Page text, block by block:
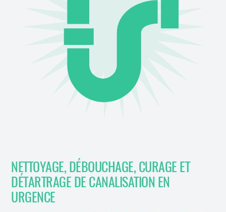
NETTOYAGE, DÉBOUCHAGE, CURAGE ET
DÉTARTRAGE DE CANALISATION EN
URGENCE